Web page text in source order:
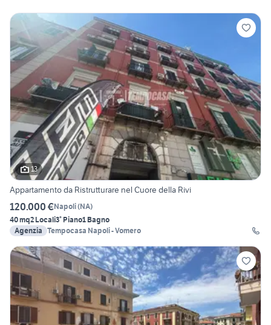
13
Appartamento da Ristrutturare nel Cuore della Rivi
120.000 €Napoli(NA)
40 mq2 Locali3° Piano1 Bagno
Agenzia Tempocasa Napoli - Vomero